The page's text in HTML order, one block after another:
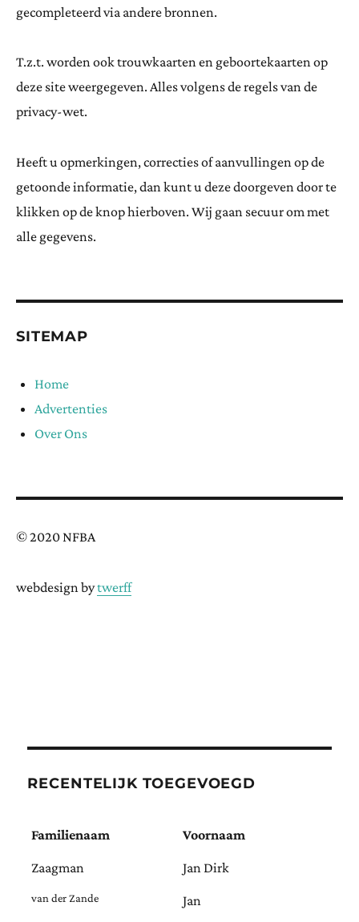
gecompleteerd via andere bronnen.
T.z.t. worden ook trouwkaarten en geboortekaarten op
deze site weergegeven. Alles volgens de regels van de
privacy-wet.
Heeft u opmerkingen, correcties of aanvullingen op de
getoonde informatie, dan kunt u deze doorgeven door te
klikken op de knop hierboven. Wij gaan secuur om met
alle gegevens.
SITEMAP
Home
Advertenties
Over Ons
© 2020 NFBA
webdesign bytwerff
RECENTELIJK TOEGEVOEGD
Familienaam Voornaam
Zaagman Jan Dirk
van der Zande Jan